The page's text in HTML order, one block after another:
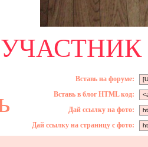
УЧАСТНИК
Вставь на форуме:
Вставь в блог HTML код:
Дай ссылку на фото:
Дай ссылку на страницу с фото: